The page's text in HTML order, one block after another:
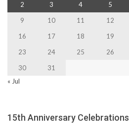
2
3 4 5
9
10 11 12
16
17 18 19
23
24 25 26
30
31
« Jul
15th Anniversary Celebrations